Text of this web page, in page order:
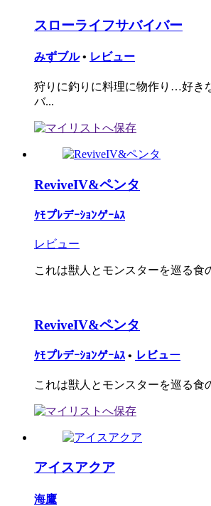
スローライフサバイバー
みずブル • レビュー
狩りに釣りに料理に物作り…好き
バ...
ReviveIV&ペンタ
ｹﾓプﾚデｰｼｮﾝゲｰﾑｽ
レビュー
これは獣人とモンスターを巡る食
ReviveIV&ペンタ
ｹﾓプﾚデｰｼｮﾝゲｰﾑｽ • レビュー
これは獣人とモンスターを巡る食
アイスアクア
海鷹